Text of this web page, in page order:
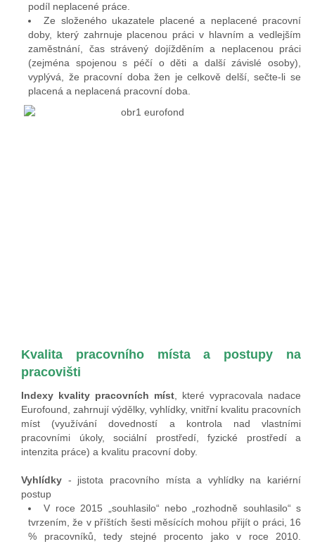
podíl neplacené práce.
Ze složeného ukazatele placené a neplacené pracovní
doby, který zahrnuje placenou práci v hlavním a vedlejším
zaměstnání, čas strávený dojížděním a neplacenou práci
(zejména spojenou s péčí o děti a další závislé osoby),
vyplývá, že pracovní doba žen je celkově delší, sečte-li se
placená a neplacená pracovní doba.
Kvalita pracovního místa a postupy na
pracovišti
Indexy kvality pracovních míst , které vypracovala nadace
Eurofound, zahrnují výdělky, vyhlídky, vnitřní kvalitu pracovních
míst (využívání dovedností a kontrola nad vlastními
pracovními úkoly, sociální prostředí, fyzické prostředí a
intenzita práce) a kvalitu pracovní doby.
Vyhlídky - jistota pracovního místa a vyhlídky na kariérní
postup
V roce 2015 „souhlasilo“ nebo „rozhodně souhlasilo“ s
tvrzením, že v příštích šesti měsících mohou přijít o práci, 16
% pracovníků, tedy stejné procento jako v roce 2010.